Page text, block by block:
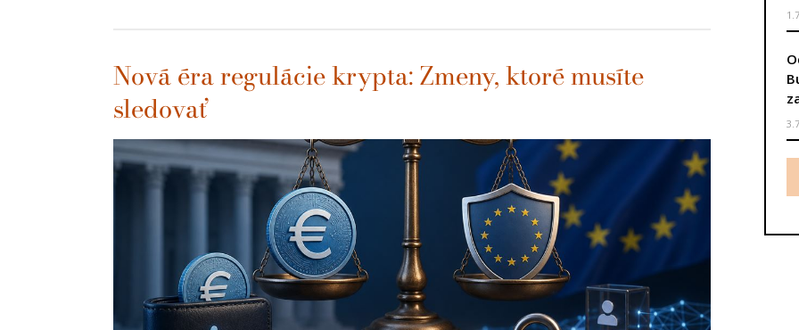
Nová éra regulácie krypta: Zmeny, ktoré musíte
sledovať